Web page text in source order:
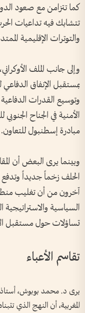
كما تتزامن مع صعود
تتشابك فيه تداعيات
والتوترات الإقليمية
وإلى جانب الملف
بمستقبل الإنفاق
وتوسيع القدرات
الأمنية في الجناح
مبادرة إسطنبول للتعاون.
وبينما يرى البعض أن
الحلف زخماً جديداً
آخرون من أن تغليب
السياسية والاستراتيجية
تساؤلات حول مستقبل
تقاسم الأعباء
يرى د. محمد بوبوش، أستاذ
المغربية، أن النهج الذي